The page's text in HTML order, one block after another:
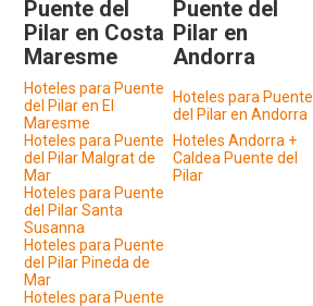
Puente del
Pilar en Costa
Maresme
Puente del
Pilar en
Andorra
Hoteles para Puente
del Pilar en El
Maresme
Hoteles para Puente
del Pilar en Andorra
Hoteles para Puente
del Pilar Malgrat de
Mar
Hoteles Andorra +
Caldea Puente del
Pilar
Hoteles para Puente
del Pilar Santa
Susanna
Hoteles para Puente
del Pilar Pineda de
Mar
Hoteles para Puente